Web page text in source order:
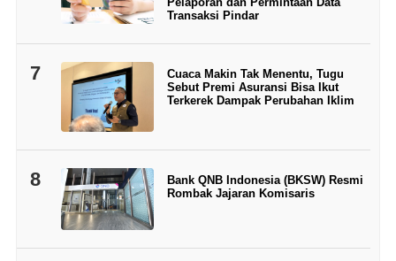
Transaksi Pindar
7
Cuaca Makin Tak Menentu, Tugu
Sebut Premi Asuransi Bisa Ikut
Terkerek Dampak Perubahan Iklim
8
Bank QNB Indonesia (BKSW) Resmi
Rombak Jajaran Komisaris